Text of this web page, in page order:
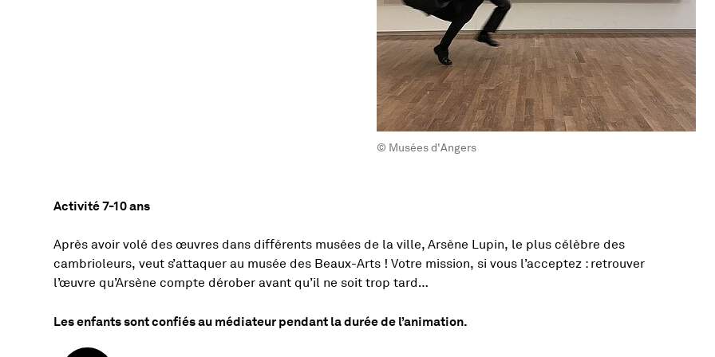
© Musées d'Angers
Présentation de l'activité
Activité 7-10 ans
Après avoir volé des œuvres dans différents musées de la ville, Arsène Lupin, le plus célèbre des
cambrioleurs, veut s’attaquer au musée des Beaux-Arts ! Votre mission, si vous l’acceptez : retrouver
l’œuvre qu’Arsène compte dérober avant qu’il ne soit trop tard…
Les enfants sont confiés au médiateur pendant la durée de l’animation.